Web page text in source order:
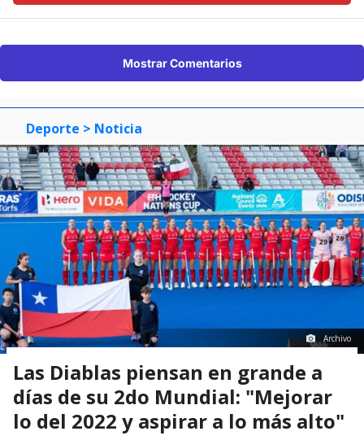
Mostrar Comentarios
Deporte > Noticia
Archivo
Las Diablas piensan en grande a
días de su 2do Mundial: "Mejorar
lo del 2022 y aspirar a lo más alto"